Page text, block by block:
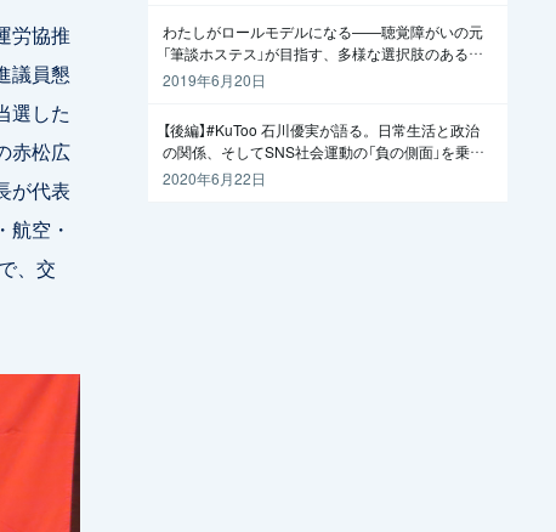
労協推
議員懇
選した
赤松広
が代表
空・
、交
わたしがロールモデルになる——聴覚障がいの元
「筆談ホステス」が目指す、多様な選択肢のある社
会
2019年6月20日
【後編】#KuToo 石川優実が語る。日常生活と政治
の関係、そしてSNS社会運動の「負の側面」を乗り
越えるには
2020年6月22日